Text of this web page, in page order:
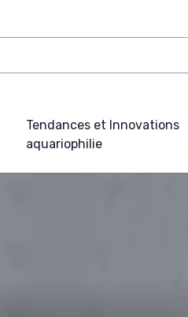
Tendances et Innovations
aquariophilie